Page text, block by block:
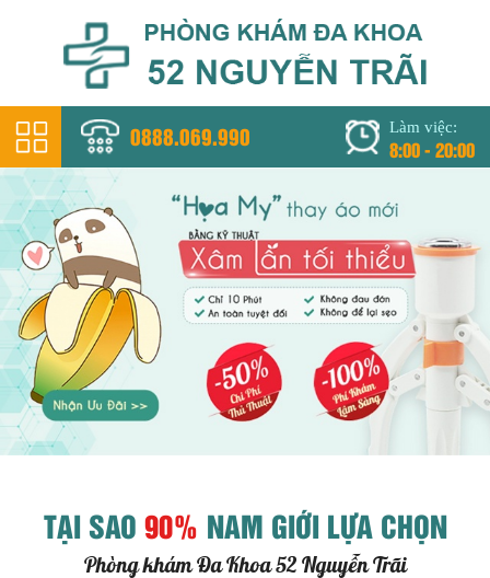
0888.069.990 Làm việc:
8:00 - 20:00
TẠI SAO 90% NAM GIỚI LỰA CHỌN
Phòng khám Đa Khoa 52 Nguyễn Trãi